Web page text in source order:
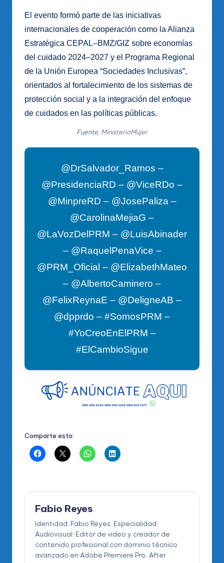
El evento formó parte de las iniciativas
internacionales de cooperación como la Alianza
Estratégica CEPAL–BMZ/GIZ sobre economías
del cuidado 2024–2027 y el Programa Regional
de la Unión Europea “Sociedades Inclusivas”,
orientados al fortalecimiento de los sistemas de
protección social y a la integración del enfoque
de cuidados en las políticas públicas.
Fuente:MinisterioMujer
@DrSalvador_Ramos –
@PresidenciaRD – @ViceRDo –
@MinpreRD – @JosePaliza –
@CarolinaMejiaG –
@LaVozDelPRM – @LuisAbinader
– @RaquelPenaVice –
@PRM_Oficial – @ElizabethMateo
– @AlbertoCaminero –
@FelixReynaE – @DeligneAB –
@dpprdo – #SomosPRM –
#YoCreoEnElPRM –
#ElCambioSigue
Comparte esto:
Fabio Reyes
Identidad: Fabio Reyes. Especialidad
Audiovisual: Editor de video y creador de
contenido profesional con dominio técnico
avanzado en Adobe Premiere Pro, After